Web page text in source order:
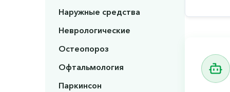
Наружные средства
Неврологические
Остеопороз
Офтальмология
Паркинсон